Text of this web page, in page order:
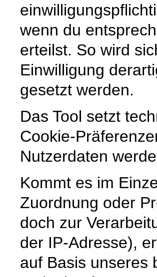
wenn du
erteilst. So wird
Einwilligung
gesetzt werden.
Das Tool setzt
Cookie-
Nutzerdaten
Kommt es im
Zuordnung oder
doch zur
der IP-Adresse),
auf Basis unseres